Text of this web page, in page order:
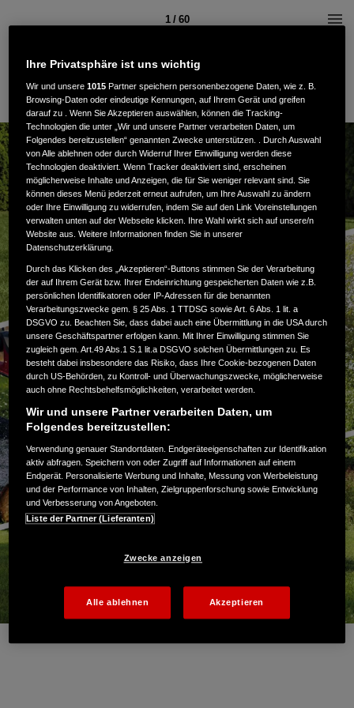
1 / 60
2026
Ihre Privatsphäre ist uns wichtig
Wir und unsere1015 Partner speichern personenbezogene Daten, wie z. B.
Browsing-Daten oder eindeutige Kennungen, auf Ihrem Gerät und greifen
darauf zu . Wenn Sie Akzeptieren auswählen, können die Tracking-
Technologien die unter „Wir und unsere Partner verarbeiten Daten, um
Folgendes bereitzustellen“ genannten Zwecke unterstützen. . Durch Auswahl
von Alle ablehnen oder durch Widerruf Ihrer Einwilligung werden diese
Technologien deaktiviert. Wenn Tracker deaktiviert sind, erscheinen
möglicherweise Inhalte und Anzeigen, die für Sie weniger relevant sind. Sie
können dieses Menü jederzeit erneut aufrufen, um Ihre Auswahl zu ändern
oder Ihre Einwilligung zu widerrufen, indem Sie auf den Link Voreinstellungen
verwalten unten auf der Webseite klicken. Ihre Wahl wirkt sich auf unsere/n
Website aus. Weitere Informationen finden Sie in unserer
Datenschutzerklärung.
Durch das Klicken des „Akzeptieren“-Buttons stimmen Sie der Verarbeitung
der auf Ihrem Gerät bzw. Ihrer Endeinrichtung gespeicherten Daten wie z.B.
persönlichen Identifikatoren oder IP-Adressen für die benannten
Verarbeitungszwecke gem. § 25 Abs. 1 TTDSG sowie Art. 6 Abs. 1 lit. a
DSGVO zu. Beachten Sie, dass dabei auch eine Übermittlung in die USA durch
unsere Geschäftspartner erfolgen kann. Mit Ihrer Einwilligung stimmen Sie
zugleich gem. Art.49 Abs.1 S.1 lit.a DSGVO solchen Übermittlungen zu. Es
besteht dabei insbesondere das Risiko, dass Ihre Cookie-bezogenen Daten
durch US-Behörden, zu Kontroll- und Überwachungszwecke, möglicherweise
auch ohne Rechtsbehelfsmöglichkeiten, verarbeitet werden.
Wir und unsere Partner verarbeiten Daten, um
Folgendes bereitzustellen:
Verwendung genauer Standortdaten. Endgeräteeigenschaften zur Identifikation
aktiv abfragen. Speichern von oder Zugriff auf Informationen auf einem
Endgerät. Personalisierte Werbung und Inhalte, Messung von Werbeleistung
und der Performance von Inhalten, Zielgruppenforschung sowie Entwicklung
und Verbesserung von Angeboten.
Liste der Partner (Lieferanten)
Zwecke anzeigen
Alle ablehnen Akzeptieren